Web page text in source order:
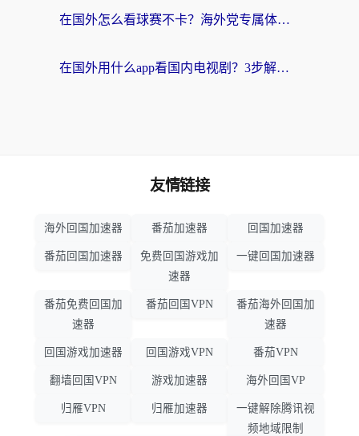
在国外怎么看球赛不卡？海外党专属体育直播自由指南
在国外用什么app看国内电视剧？3步解决版权限制+卡顿难题
友情链接
海外回国加速器 番茄加速器 回国加速器
番茄回国加速器
免费回国游戏加
速器
一键回国加速器
番茄免费回国加
速器
番茄回国VPN
番茄海外回国加
速器
回国游戏加速器 回国游戏VPN 番茄VPN
翻墙回国VPN 游戏加速器 海外回国VP
归雁VPN 归雁加速器
一键解除腾讯视
频地域限制